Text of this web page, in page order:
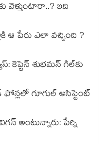
ఇది
ఆ పేరు ఎలా వచ్చింది ?
కెప్టెన్ శుభమన్ గిల్‎కు
గూగుల్ అసిస్టెంట్
అంటున్నారు: పేర్ని